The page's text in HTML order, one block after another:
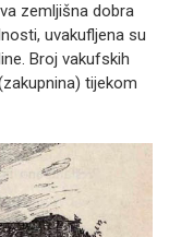
zemljišna dobra
uvakufljena su
Broj vakufskih
tijekom